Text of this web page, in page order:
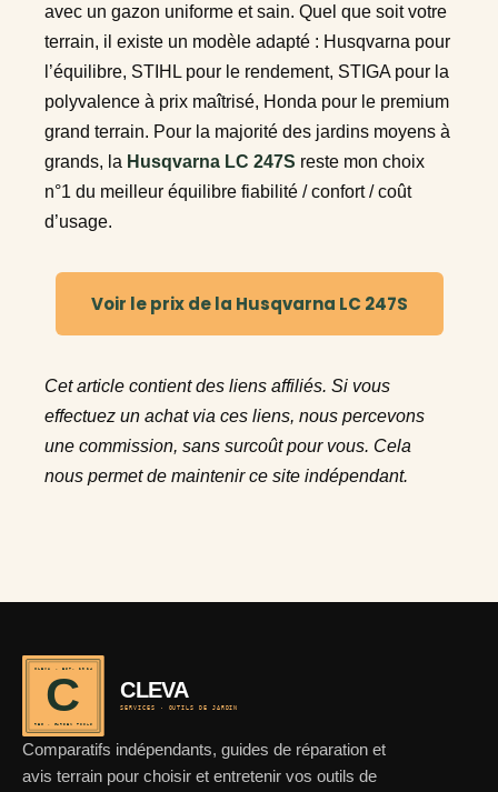
avec un gazon uniforme et sain. Quel que soit votre
terrain, il existe un modèle adapté : Husqvarna pour
l’équilibre, STIHL pour le rendement, STIGA pour la
polyvalence à prix maîtrisé, Honda pour le premium
grand terrain. Pour la majorité des jardins moyens à
grands, la Husqvarna LC 247S reste mon choix
n°1 du meilleur équilibre fiabilité / confort / coût
d’usage.
Voir le prix de la Husqvarna LC 247S
Cet article contient des liens affiliés. Si vous
effectuez un achat via ces liens, nous percevons
une commission, sans surcoût pour vous. Cela
nous permet de maintenir ce site indépendant.
C
CLEVA · EST. 2024
REF · GARDEN TOOLS
CLEVA
SERVICES · OUTILS DE JARDIN
Comparatifs indépendants, guides de réparation et
avis terrain pour choisir et entretenir vos outils de